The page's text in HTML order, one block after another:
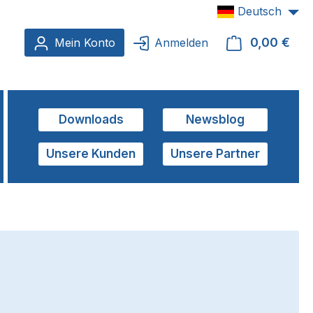
Mein Konto
Anmelden 0,00 €
Deutsch
Downloads Newsblog
Unsere Kunden Unsere Partner